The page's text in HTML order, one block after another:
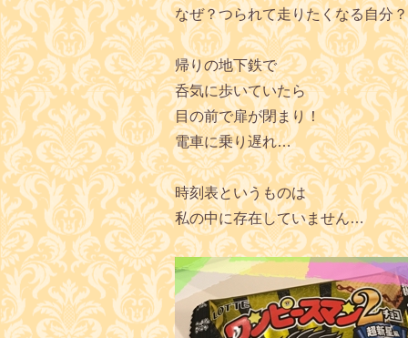
なぜ？つられて走りたくなる自分？
帰りの地下鉄で
呑気に歩いていたら
目の前で扉が閉まり！
電車に乗り遅れ…
時刻表というものは
私の中に存在していません…